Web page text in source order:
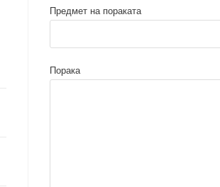
Предмет на пораката
Порака